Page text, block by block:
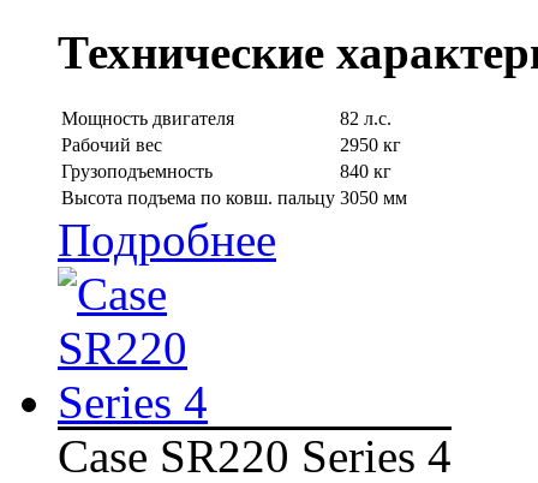
Технические
Мощность двигателя
82 л.с.
Рабочий вес
2950 кг
Грузоподъемность
840 кг
Высота подъема по ковш. пальцу 3050 мм
Подробнее
Case SR220 Series 4